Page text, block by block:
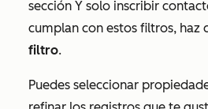
sección Y solo inscribir
cumplan con estos filtros, haz
filtro.
Puedes seleccionar